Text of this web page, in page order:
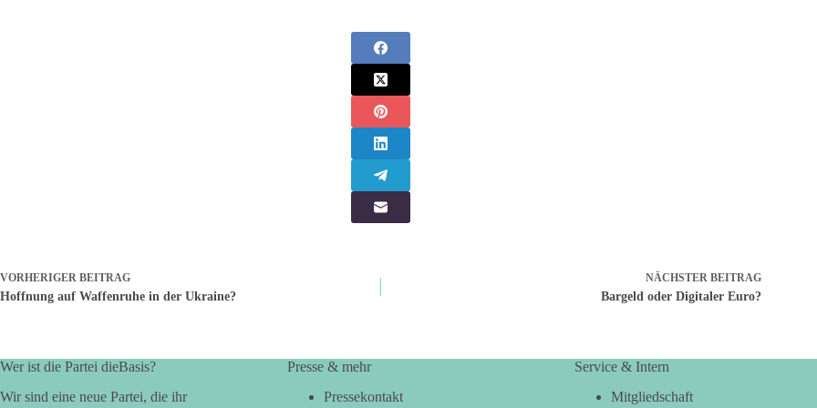
VORHERIGER BEITRAG
Hoffnung auf Waffenruhe in der Ukraine?
NÄCHSTER BEITRAG
Bargeld oder Digitaler Euro?
Wer ist die Partei dieBasis?
Wir sind eine neue Partei, die ihr
Presse & mehr
Pressekontakt
Service & Intern
Mitgliedschaft